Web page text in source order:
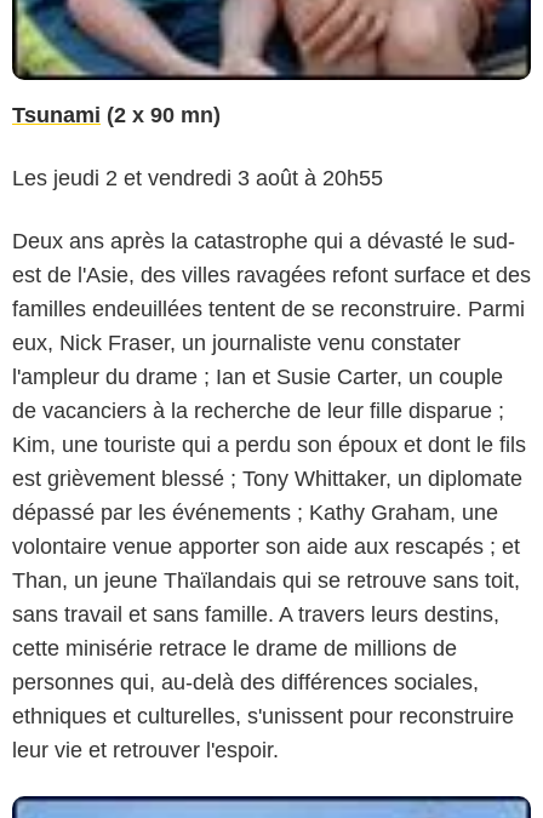
Tsunami (2 x 90 mn)
Les jeudi 2 et vendredi 3 août à 20h55
Deux ans après la catastrophe qui a dévasté le sud-
est de l'Asie, des villes ravagées refont surface et des
familles endeuillées tentent de se reconstruire. Parmi
eux, Nick Fraser, un journaliste venu constater
l'ampleur du drame ; Ian et Susie Carter, un couple
de vacanciers à la recherche de leur fille disparue ;
Kim, une touriste qui a perdu son époux et dont le fils
est grièvement blessé ; Tony Whittaker, un diplomate
dépassé par les événements ; Kathy Graham, une
volontaire venue apporter son aide aux rescapés ; et
Than, un jeune Thaïlandais qui se retrouve sans toit,
sans travail et sans famille. A travers leurs destins,
cette minisérie retrace le drame de millions de
personnes qui, au-delà des différences sociales,
ethniques et culturelles, s'unissent pour reconstruire
leur vie et retrouver l'espoir.